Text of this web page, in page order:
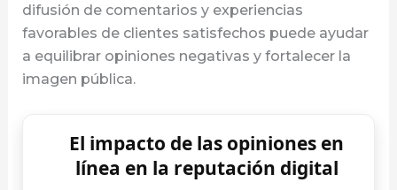
difusión de comentarios y experiencias
favorables de clientes satisfechos puede ayudar
a equilibrar opiniones negativas y fortalecer la
imagen pública.
El impacto de las opiniones en
línea en la reputación digital